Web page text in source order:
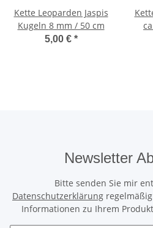
Kette Leoparden Jaspis
Kugeln 8 mm / 50 cm
5,00 € *
Newsletter
Bitte senden Sie mir
Datenschutzerklärung
Informationen zu Ihrem